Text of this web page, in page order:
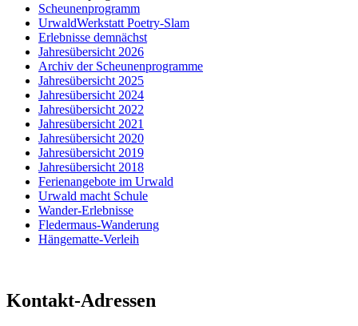
Scheunenprogramm
UrwaldWerkstatt Poetry-Slam
Erlebnisse demnächst
Jahresübersicht 2026
Archiv der Scheunenprogramme
Jahresübersicht 2025
Jahresübersicht 2024
Jahresübersicht 2022
Jahresübersicht 2021
Jahresübersicht 2020
Jahresübersicht 2019
Jahresübersicht 2018
Ferienangebote im Urwald
Urwald macht Schule
Wander-Erlebnisse
Fledermaus-Wanderung
Hängematte-Verleih
Kontakt-Adressen